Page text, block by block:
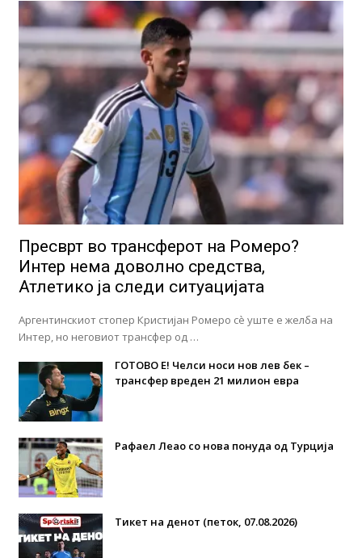
Пресврт во трансферот на Ромеро?
Интер нема доволно средства,
Атлетико ја следи ситуацијата
Аргентинскиот стопер Кристијан Ромеро сè уште е желба на
Интер, но неговиот трансфер од …
ГОТОВО Е! Челси носи нов лев бек –
трансфер вреден 21 милион евра
Рафаел Леао со нова понуда од Турција
Тикет на денот (петок, 07.08.2026)